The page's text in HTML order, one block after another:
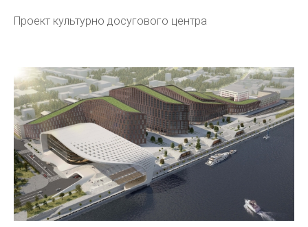
Проект культурно досугового центра